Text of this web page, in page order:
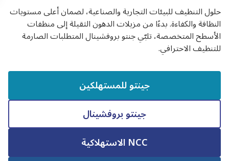
حلول التنظيف للبيئات التجارية والصناعية، لضمان أعلى مستويات
النظافة والكفاءة. بدءًا من مزيلات الدهون الثقيلة إلى منظفات
الأسطح المتخصصة، تلبّي جنتو بروفشينال المتطلبات الصارمة
للتنظيف الاحترافي.
جينتو للمستهلكين
جينتو بروفشينال
NCC الاستهلاكية